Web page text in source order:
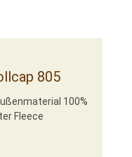
805
100%
Fleece